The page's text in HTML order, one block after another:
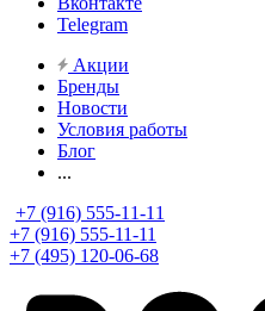
Telegram
Акции
Бренды
Новости
Условия работы
Блог
...
+7 (916) 555-11-11
+7 (916) 555-11-11
+7 (495) 120-06-68